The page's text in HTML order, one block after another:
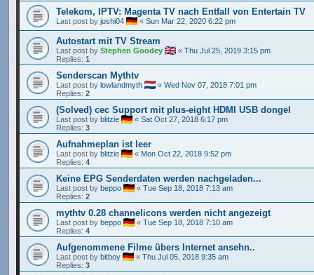
Telekom, IPTV: Magenta TV nach Entfall von Entertain TV
Last post by joshi04 « Sun Mar 22, 2020 6:22 pm
Autostart mit TV Stream
Last post by Stephen Goodey « Thu Jul 25, 2019 3:15 pm
Replies: 1
Senderscan Mythtv
Last post by lowlandmyth « Wed Nov 07, 2018 7:01 pm
Replies: 2
(Solved) cec Support mit plus-eight HDMI USB dongel
Last post by blitzie « Sat Oct 27, 2018 6:17 pm
Replies: 3
Aufnahmeplan ist leer
Last post by blitzie « Mon Oct 22, 2018 9:52 pm
Replies: 4
Keine EPG Senderdaten werden nachgeladen...
Last post by beppo « Tue Sep 18, 2018 7:13 am
Replies: 2
mythtv 0.28 channelicons werden nicht angezeigt
Last post by beppo « Tue Sep 18, 2018 7:10 am
Replies: 4
Aufgenommene Filme übers Internet ansehn..
Last post by bitboy « Thu Jul 05, 2018 9:35 am
Replies: 3